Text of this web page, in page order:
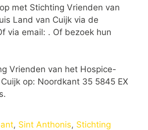
met Stichting Vrienden van
Land van Cuijk via de
via email: . Of bezoek hun
Vrienden van het Hospice-
op: Noordkant 35 5845 EX
, Sint Anthonis, Stichting